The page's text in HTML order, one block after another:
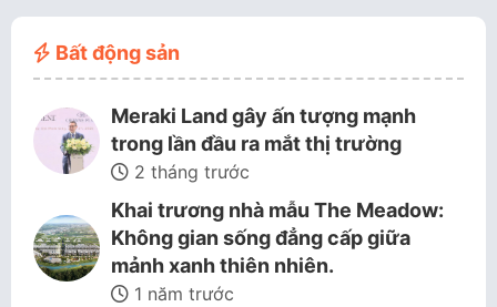
Bất động sản
Meraki Land gây ấn tượng mạnh
trong lần đầu ra mắt thị trường
2 tháng trước
Khai trương nhà mẫu The Meadow:
Không gian sống đẳng cấp giữa
mảnh xanh thiên nhiên.
1 năm trước